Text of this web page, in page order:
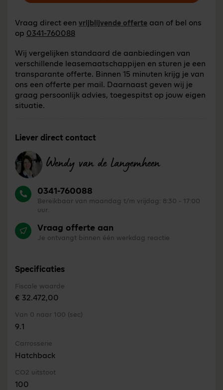
Vraag direct een vrijblijvende offerte aan of bel ons
op 0341-760088
Wij vergelijken standaard de aanbiedingen van
verschillende leasemaatschappijen en sturen je een
transparante offerte. Binnen 15 minuten krijg je van
ons een offerte per mail. Daarnaast geven wij je
graag persoonlijk advies, toegespitst op jouw eigen
situatie.
Liever direct contact
Wendy van de Langemheen
0341-760088
Bereikbaar van maandag t/m vrijdag: 8:30 - 17:00
uur.
Vraag offerte aan
Je ontvangt binnen één werkdag reactie
Specificaties
Fiscale waarde
€ 32.472,00
Van 0 naar 100 (sec)
9.1
Carrosserie
Hatchback
CO2 uitstoot
100